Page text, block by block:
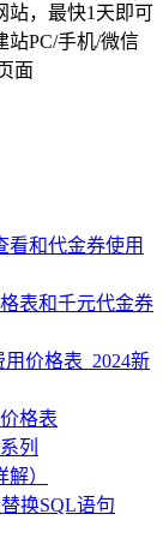
站，最快1天即可
站PC/手机/微信
面
看和代金券使用
表和千元代金券
价格表_2024新
格表
列
）
换SQL语句